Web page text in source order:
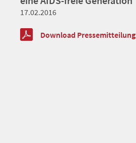
17.02.2016
Download Pressemitteilung